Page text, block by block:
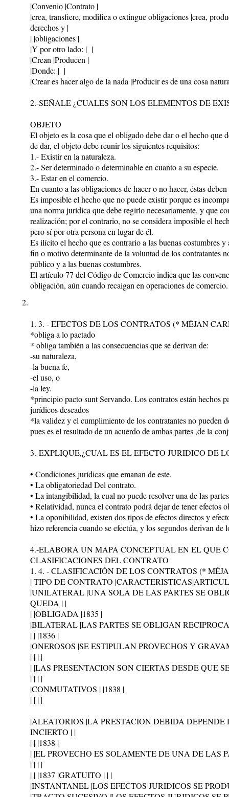
|Convenio |Contrato |
|crea, transfiere, modifica o extingue obligaciones |crea,
derechos y |
| |obligaciones |
|Y por otro lado: | |
|Crean |Producen |
|Donde: | |
|Crear es hacer algo de la nada |Producir es de una cosa
2.-SEÑALE ¿CUALES SON LOS ELEMENTOS DE
OBJETO
El objeto es la cosa que el obligado debe dar o el hecho que
de dar, el objeto debe reunir los siguientes requisitos:
1.- Existir en la naturaleza.
2.- Ser determinado o determinable en cuanto a su especie.
3.- Estar en el comercio.
En cuanto a las obligaciones de hacer o no hacer, éstas
Es imposible el hecho que no puede existir porque es
una norma jurídica que debe regirlo necesariamente, y que
realización; por el contrario, no se considera imposible el
pero sí por otra persona en lugar de él.
Es ilícito el hecho que es contrario a las buenas costumbres
fin o motivo determinante de la voluntad de los contratantes
público y a las buenas costumbres.
El artículo 77 del Código de Comercio indica que las
obligación, aún cuando recaigan en operaciones de comercio.
1. 3. - EFECTOS DE LOS CONTRATOS (* MÉJAN
*obliga a lo pactado
* obliga también a las consecuencias que se derivan de:
-su naturaleza,
-la buena fe,
-el uso, o
-la ley.
*principio pacto sunt Servando. Los contratos están hechos
jurídicos deseados
*la validez y el cumplimiento de los contratantes no pueden
pues es el resultado de un acuerdo de ambas partes ,de la
3.-EXPLIQUE,¿CUAL ES EL EFECTO JURIDICO DE
• Condiciones jurídicas que emanan de este.
• La obligatoriedad Del contrato.
• La intangibilidad, la cual no puede resolver una de las
• Relatividad, nunca el contrato podrá dejar de tener efectos
• La oponibilidad, existen dos tipos de efectos directos y
hizo referencia cuando se efectúa, y los segundos derivan de
4.-ELABORA UN MAPA CONCEPTUAL EN EL QUE
CLASIFICACIONES DEL CONTRATO
1. 4. - CLASIFICACIÓN DE LOS CONTRATOS (*
| TIPO DE CONTRATO
|UNILATERAL |UNA SOLA DE LAS PARTES SE
QUEDA | |
| |OBLIGADA |1835 |
|BILATERAL |LAS PARTES SE OBLIGAN
| | |1836 |
|ONEROSOS |SE ESTIPULAN PROVECHOS Y
| | | |
| |LAS PRESENTACION SON CIERTAS DESDE QUE
| | | |
|CONMUTATIVOS | |1838 |
| | | |
|ALEATORIOS |LA PRESTACION DEBIDA
INCIERTO | |
| | |1838 |
| |EL PROVECHO ES SOLAMENTE DE UNA DE LAS
| | | |
| | |1837 |GRATUITO | | |
|INSTANTANEL |LOS EFECTOS JURIDICOS SE